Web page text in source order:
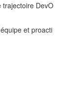
trajectoire DevO
et proacti